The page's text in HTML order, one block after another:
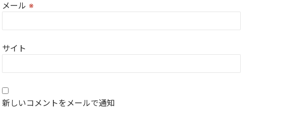
メール ※
サイト
新しいコメントをメールで通知